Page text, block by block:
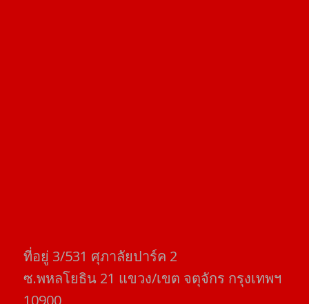
ที่อยู่​ 3/531​ ศุภาลัยปาร์ค​ 2
ซ.พหลโยธิน​ 21​ แขวง/เขต​ จตุจักร​ กรุงเทพฯ